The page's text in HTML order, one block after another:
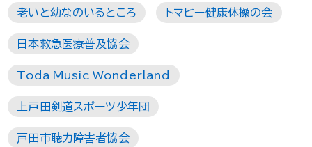
老いと幼なのいるところ トマピー健康体操の会
日本救急医療普及協会
Toda Music Wonderland
上戸田剣道スポーツ少年団
戸田市聴力障害者協会